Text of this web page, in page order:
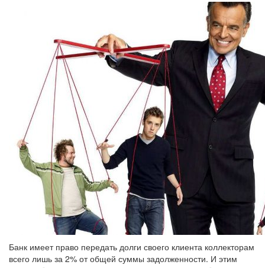
Банк имеет право передать долги своего клиента коллекторам
всего лишь за 2% от общей суммы задолженности. И этим